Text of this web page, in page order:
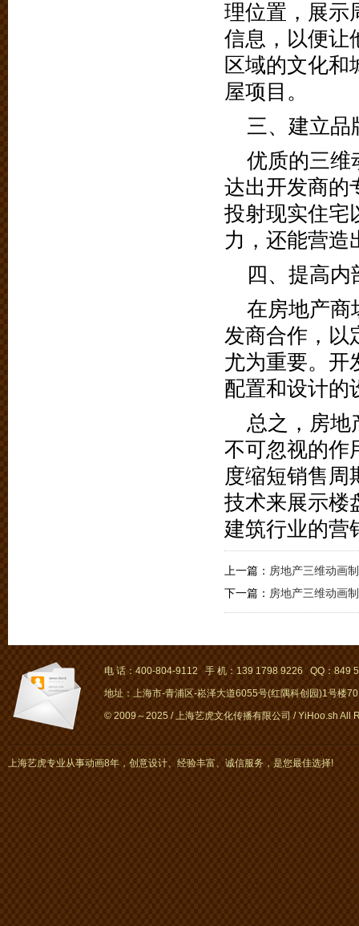
理位置，展示
信息，以便让
区域的文化
屋项目。
三、建立品
优质的三维
达出开发商的
投射现实住宅
力，还能营造
四、提高内
在房地产商
发商合作，以
尤为重要。开
配置和设计的
总之，房地
不可忽视的作
度缩短销售周
技术来展示楼
建筑行业的营
上一篇： 房地产三维动画
下一篇： 房地产三维动画
电 话：400-804-9112 手 机：139 1798 9226 QQ：849
地址：上海市-青浦区-崧泽大道6055号(红隅科创园)1号楼
© 2009～2025 / 上海艺虎文化传播有限公司 / YiHoo.sh All
上海艺虎专业从事动画8年，创意设计、经验丰富、诚信服务，是您最佳选择!